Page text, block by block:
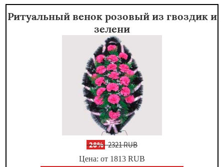
Ритуальный венок розовый из гвоздик и
зелени
-28%2321 RUB
Цена: от 1813 RUB